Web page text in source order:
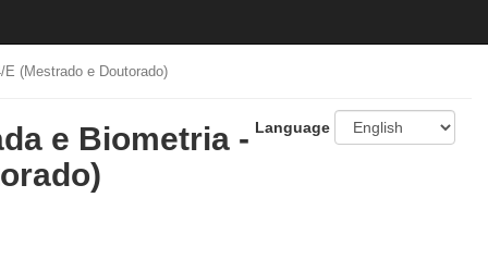
(Mestrado e Doutorado)
Language
e Biometria -